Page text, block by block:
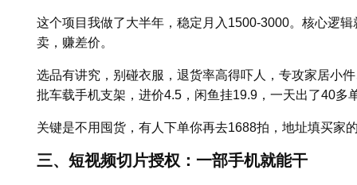
这个项目我做了大半年，稳定月入1500-3000。核心逻
卖，赚差价。
选品有讲究，别碰衣服，退货率高得吓人，专攻家居小
批车载手机支架，进价4.5，闲鱼挂19.9，一天出了40多
关键是不用囤货，有人下单你再去1688拍，地址填买家
三、短视频切片授权：一部手机就能干